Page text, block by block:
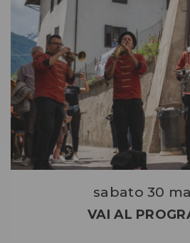
sabato 30
VAI AL